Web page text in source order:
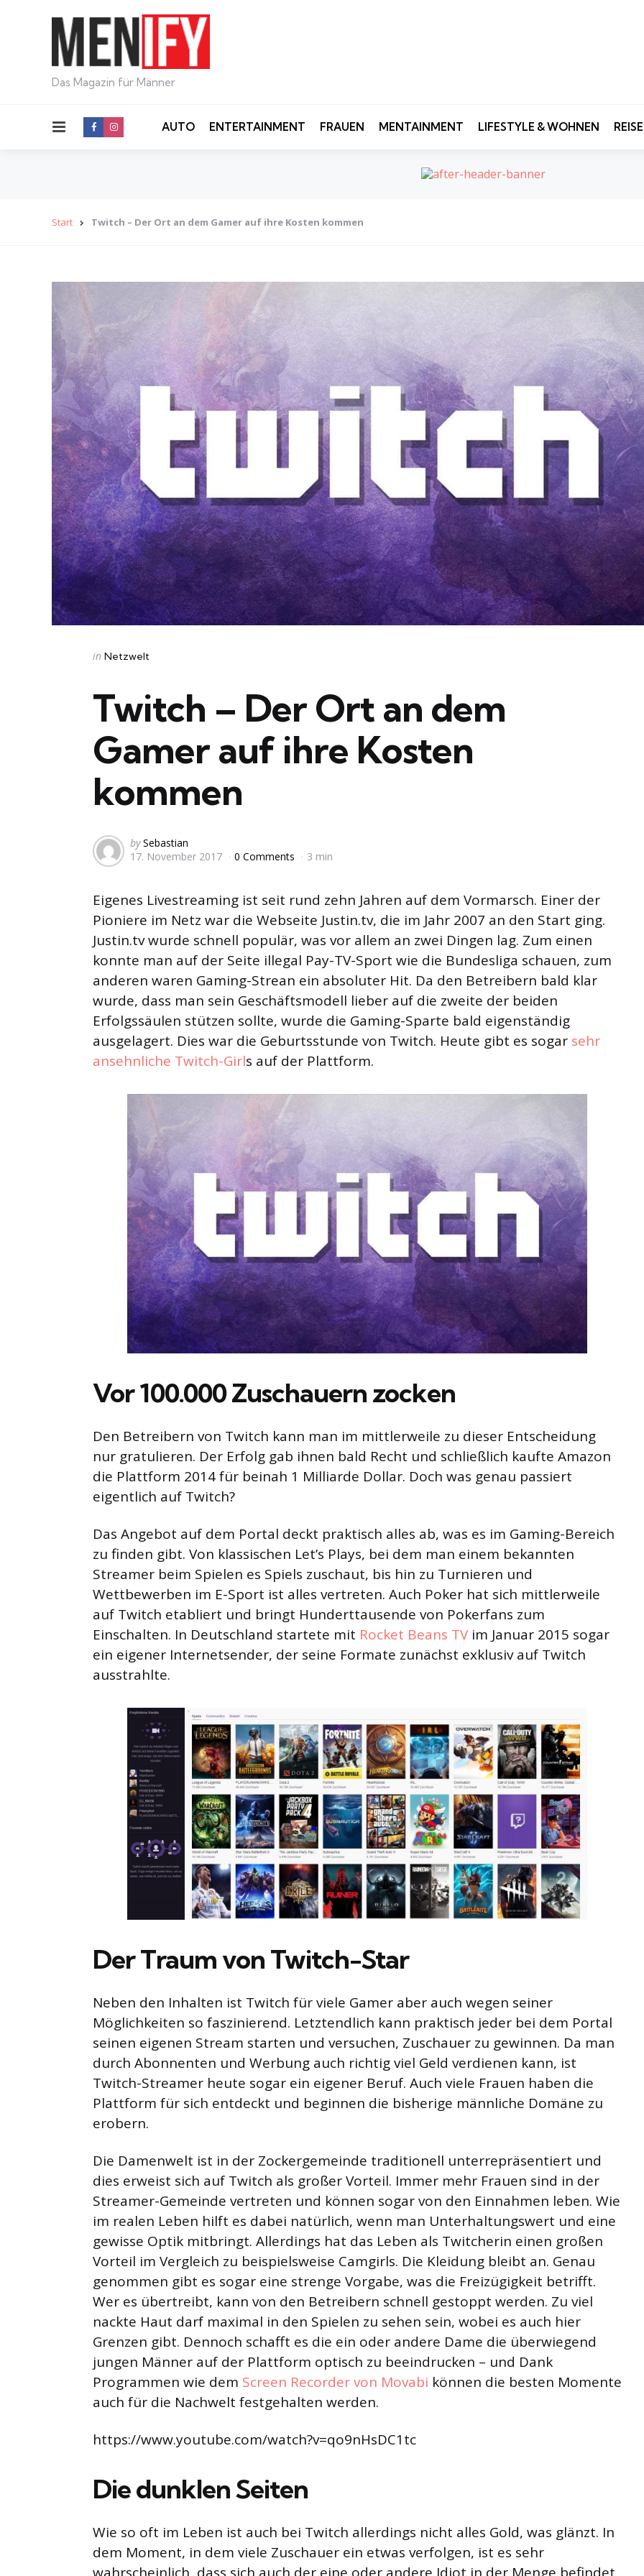
Das Magazin für Männer
Menu AUTO ENTERTAINMENT FRAUEN MENTAINMENT LIFESTYLE & WOHNEN
Start Twitch – Der Ort an dem Gamer auf ihre Kosten kommen
Categories
Posted
in Netzwelt
Twitch – Der Ort an dem
Gamer auf ihre Kosten
kommen
Posted
by
by Sebastian
17. November 2017
0 Comments 3 min
Eigenes Livestreaming ist seit rund zehn Jahren auf dem Vormarsch. Einer der
Pioniere im Netz war die Webseite Justin.tv, die im Jahr 2007 an den Start ging.
Justin.tv wurde schnell populär, was vor allem an zwei Dingen lag. Zum einen
konnte man auf der Seite illegal Pay-TV-Sport wie die Bundesliga schauen, zum
anderen waren Gaming-Strean ein absoluter Hit. Da den Betreibern bald klar
wurde, dass man sein Geschäftsmodell lieber auf die zweite der beiden
Erfolgssäulen stützen sollte, wurde die Gaming-Sparte bald eigenständig
ausgelagert. Dies war die Geburtsstunde von Twitch. Heute gibt es sogar sehr
ansehnliche Twitch-Girls auf der Plattform.
Vor 100.000 Zuschauern zocken
Den Betreibern von Twitch kann man im mittlerweile zu dieser Entscheidung
nur gratulieren. Der Erfolg gab ihnen bald Recht und schließlich kaufte Amazon
die Plattform 2014 für beinah 1 Milliarde Dollar. Doch was genau passiert
eigentlich auf Twitch?
Das Angebot auf dem Portal deckt praktisch alles ab, was es im Gaming-Bereich
zu finden gibt. Von klassischen Let’s Plays, bei dem man einem bekannten
Streamer beim Spielen es Spiels zuschaut, bis hin zu Turnieren und
Wettbewerben im E-Sport ist alles vertreten. Auch Poker hat sich mittlerweile
auf Twitch etabliert und bringt Hunderttausende von Pokerfans zum
Einschalten. In Deutschland startete mit Rocket Beans TV im Januar 2015 sogar
ein eigener Internetsender, der seine Formate zunächst exklusiv auf Twitch
ausstrahlte.
Der Traum von Twitch-Star
Neben den Inhalten ist Twitch für viele Gamer aber auch wegen seiner
Möglichkeiten so faszinierend. Letztendlich kann praktisch jeder bei dem Portal
seinen eigenen Stream starten und versuchen, Zuschauer zu gewinnen. Da man
durch Abonnenten und Werbung auch richtig viel Geld verdienen kann, ist
Twitch-Streamer heute sogar ein eigener Beruf. Auch viele Frauen haben die
Plattform für sich entdeckt und beginnen die bisherige männliche Domäne zu
erobern.
Die Damenwelt ist in der Zockergemeinde traditionell unterrepräsentiert und
dies erweist sich auf Twitch als großer Vorteil. Immer mehr Frauen sind in der
Streamer-Gemeinde vertreten und können sogar von den Einnahmen leben. Wie
im realen Leben hilft es dabei natürlich, wenn man Unterhaltungswert und eine
gewisse Optik mitbringt. Allerdings hat das Leben als Twitcherin einen großen
Vorteil im Vergleich zu beispielsweise Camgirls. Die Kleidung bleibt an. Genau
genommen gibt es sogar eine strenge Vorgabe, was die Freizügigkeit betrifft.
Wer es übertreibt, kann von den Betreibern schnell gestoppt werden. Zu viel
nackte Haut darf maximal in den Spielen zu sehen sein, wobei es auch hier
Grenzen gibt. Dennoch schafft es die ein oder andere Dame die überwiegend
jungen Männer auf der Plattform optisch zu beeindrucken – und Dank
Programmen wie dem Screen Recorder von Movabi können die besten Momente
auch für die Nachwelt festgehalten werden.
https://www.youtube.com/watch?v=qo9nHsDC1tc
Die dunklen Seiten
Wie so oft im Leben ist auch bei Twitch allerdings nicht alles Gold, was glänzt. In
dem Moment, in dem viele Zuschauer ein etwas verfolgen, ist es sehr